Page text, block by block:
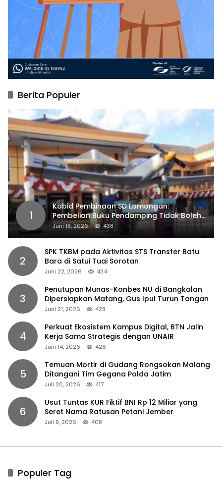
Berita Populer
1
Kabid Pembinaan SD Lamongan:
Pembelian Buku Pendamping Tidak Boleh
Dipaksakan
Juni 18, 2026 438
2
SPK TKBM pada Aktivitas STS Transfer Batu
Bara di Satui Tuai Sorotan
Juni 22, 2026 434
3
Penutupan Munas-Konbes NU di Bangkalan
Dipersiapkan Matang, Gus Ipul Turun Tangan
Juni 21, 2026 428
4
Perkuat Ekosistem Kampus Digital, BTN Jalin
Kerja Sama Strategis dengan UNAIR
Juni 14, 2026 426
5
Temuan Mortir di Gudang Rongsokan Malang
Ditangani Tim Gegana Polda Jatim
Juli 20, 2026 417
6
Usut Tuntas KUR Fiktif BNI Rp 12 Miliar yang
Seret Nama Ratusan Petani Jember
Juli 9, 2026 408
Populer Tag